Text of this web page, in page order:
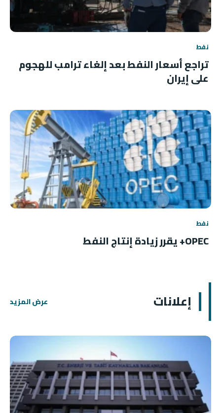
نفط
تراجع أسعار النفط بعد إلغاء ترامب للهجوم
على إيران
نفط
OPEC+ يقرر زيادة إنتاج النفط
إعلانات عرض المزيد